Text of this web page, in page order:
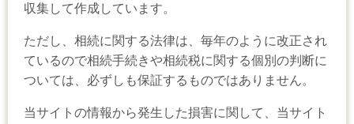
収集して作成しています。
ただし、相続に関する法律は、毎年のように改正され
ているので相続手続きや相続税に関する個別の判断に
ついては、必ずしも保証するものではありません。
当サイトの情報から発生した損害に関して、当サイト